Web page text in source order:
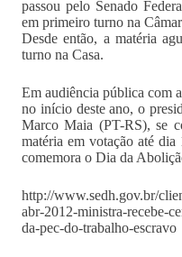
passou pelo Senado
em primeiro turno na
Desde então, a matéria
turno na Casa.
Em audiência pública com
no início deste ano, o
Marco Maia (PT-RS), se
matéria em votação até
comemora o Dia da
http://www.sedh.gov.br/
abr-2012-ministra-recebe-
da-pec-do-trabalho-escravo